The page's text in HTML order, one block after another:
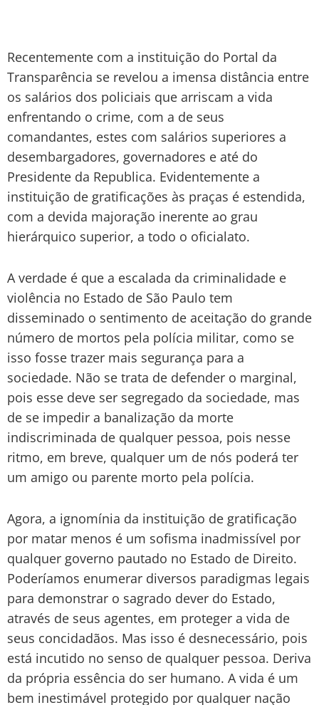
Recentemente com a instituição do Portal da
Transparência se revelou a imensa distância entre
os salários dos policiais que arriscam a vida
enfrentando o crime, com a de seus
comandantes, estes com salários superiores a
desembargadores, governadores e até do
Presidente da Republica. Evidentemente a
instituição de gratificações às praças é estendida,
com a devida majoração inerente ao grau
hierárquico superior, a todo o oficialato.
A verdade é que a escalada da criminalidade e
violência no Estado de São Paulo tem
disseminado o sentimento de aceitação do grande
número de mortos pela polícia militar, como se
isso fosse trazer mais segurança para a
sociedade. Não se trata de defender o marginal,
pois esse deve ser segregado da sociedade, mas
de se impedir a banalização da morte
indiscriminada de qualquer pessoa, pois nesse
ritmo, em breve, qualquer um de nós poderá ter
um amigo ou parente morto pela polícia.
Agora, a ignomínia da instituição de gratificação
por matar menos é um sofisma inadmissível por
qualquer governo pautado no Estado de Direito.
Poderíamos enumerar diversos paradigmas legais
para demonstrar o sagrado dever do Estado,
através de seus agentes, em proteger a vida de
seus concidadãos. Mas isso é desnecessário, pois
está incutido no senso de qualquer pessoa. Deriva
da própria essência do ser humano. A vida é um
bem inestimável protegido por qualquer nação